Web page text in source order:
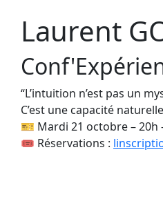
Laurent
“L’intuition n’est pas un
C’est une capacité
🎫 Mardi 21 octobre – 20h
🎟 Réservations :